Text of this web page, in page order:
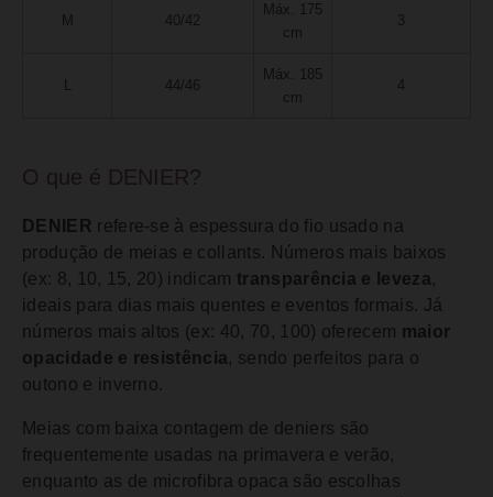
M 40/42
Máx. 175
cm
3
L 44/46
Máx. 185
cm
4
O que é DENIER?
DENIER refere-se à espessura do fio usado na
produção de meias e collants. Números mais baixos
(ex: 8, 10, 15, 20) indicam transparência e leveza,
ideais para dias mais quentes e eventos formais. Já
números mais altos (ex: 40, 70, 100) oferecem maior
opacidade e resistência, sendo perfeitos para o
outono e inverno.
Meias com baixa contagem de deniers são
frequentemente usadas na primavera e verão,
enquanto as de microfibra opaca são escolhas